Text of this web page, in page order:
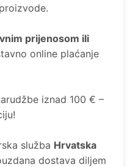
prijenosom ili
online plaćanje
iznad 100 € –
služba Hrvatska
dostava diljem